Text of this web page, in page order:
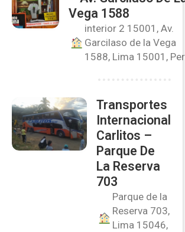
Vega 1588
interior 2 15001, Av.
Garcilaso de la Vega
1588, Lima 15001,
Transportes
Internacional
Carlitos –
Parque De
La Reserva
703
Parque de la
Reserva 703,
Lima 15046,